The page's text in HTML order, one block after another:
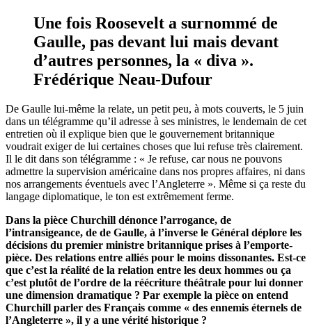
Une fois Roosevelt a surnommé de
Gaulle, pas devant lui mais devant
d’autres personnes, la « diva ».
Frédérique Neau-Dufour
De Gaulle lui-même la relate, un petit peu, à mots couverts, le 5 juin
dans un télégramme qu’il adresse à ses ministres, le lendemain de cet
entretien où il explique bien que le gouvernement britannique
voudrait exiger de lui certaines choses que lui refuse très clairement.
Il le dit dans son télégramme : « Je refuse, car nous ne pouvons
admettre la supervision américaine dans nos propres affaires, ni dans
nos arrangements éventuels avec l’Angleterre ». Même si ça reste du
langage diplomatique, le ton est extrêmement ferme.
Dans la pièce Churchill dénonce l’arrogance, de
l’intransigeance, de de Gaulle, à l’inverse le Général déplore les
décisions du premier ministre britannique prises à l’emporte-
pièce. Des relations entre alliés pour le moins dissonantes. Est-ce
que c’est la réalité de la relation entre les deux hommes ou ça
c’est plutôt de l’ordre de la réécriture théâtrale pour lui donner
une dimension dramatique ? Par exemple la pièce on entend
Churchill parler des Français comme « des ennemis éternels de
l’Angleterre », il y a une vérité historique ?